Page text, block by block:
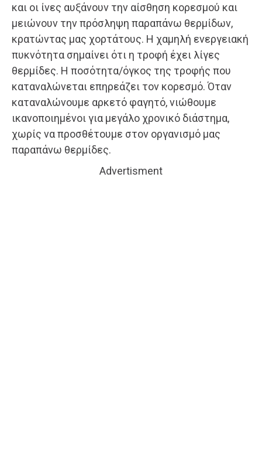
και οι ίνες αυξάνουν την αίσθηση κορεσμού και
μειώνουν την πρόσληψη παραπάνω θερμίδων,
κρατώντας μας χορτάτους. Η χαμηλή ενεργειακή
πυκνότητα σημαίνει ότι η τροφή έχει λίγες
θερμίδες. Η ποσότητα/όγκος της τροφής που
καταναλώνεται επηρεάζει τον κορεσμό. Όταν
καταναλώνουμε αρκετό φαγητό, νιώθουμε
ικανοποιημένοι για μεγάλο χρονικό διάστημα,
χωρίς να προσθέτουμε στον οργανισμό μας
παραπάνω θερμίδες.
Advertisment